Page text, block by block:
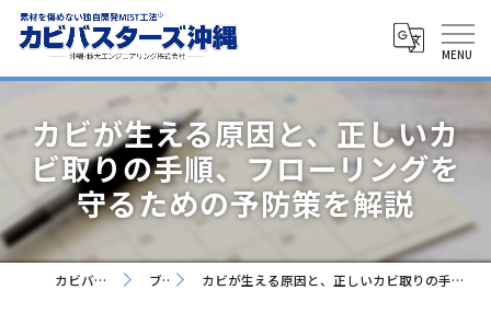
カビが生える原因と、正しいカ
ビ取りの手順、フローリングを
守るための予防策を解説
カビバスターズ沖縄 ブログ カビが生える原因と、正しいカビ取りの手順、フローリングを守るための予防策を解説